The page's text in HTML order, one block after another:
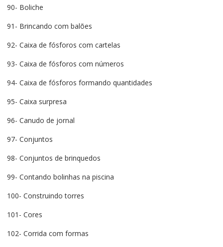
90- Boliche
91- Brincando com balões
92- Caixa de fósforos com cartelas
93- Caixa de fósforos com números
94- Caixa de fósforos formando quantidades
95- Caixa surpresa
96- Canudo de jornal
97- Conjuntos
98- Conjuntos de brinquedos
99- Contando bolinhas na piscina
100- Construindo torres
101- Cores
102- Corrida com formas